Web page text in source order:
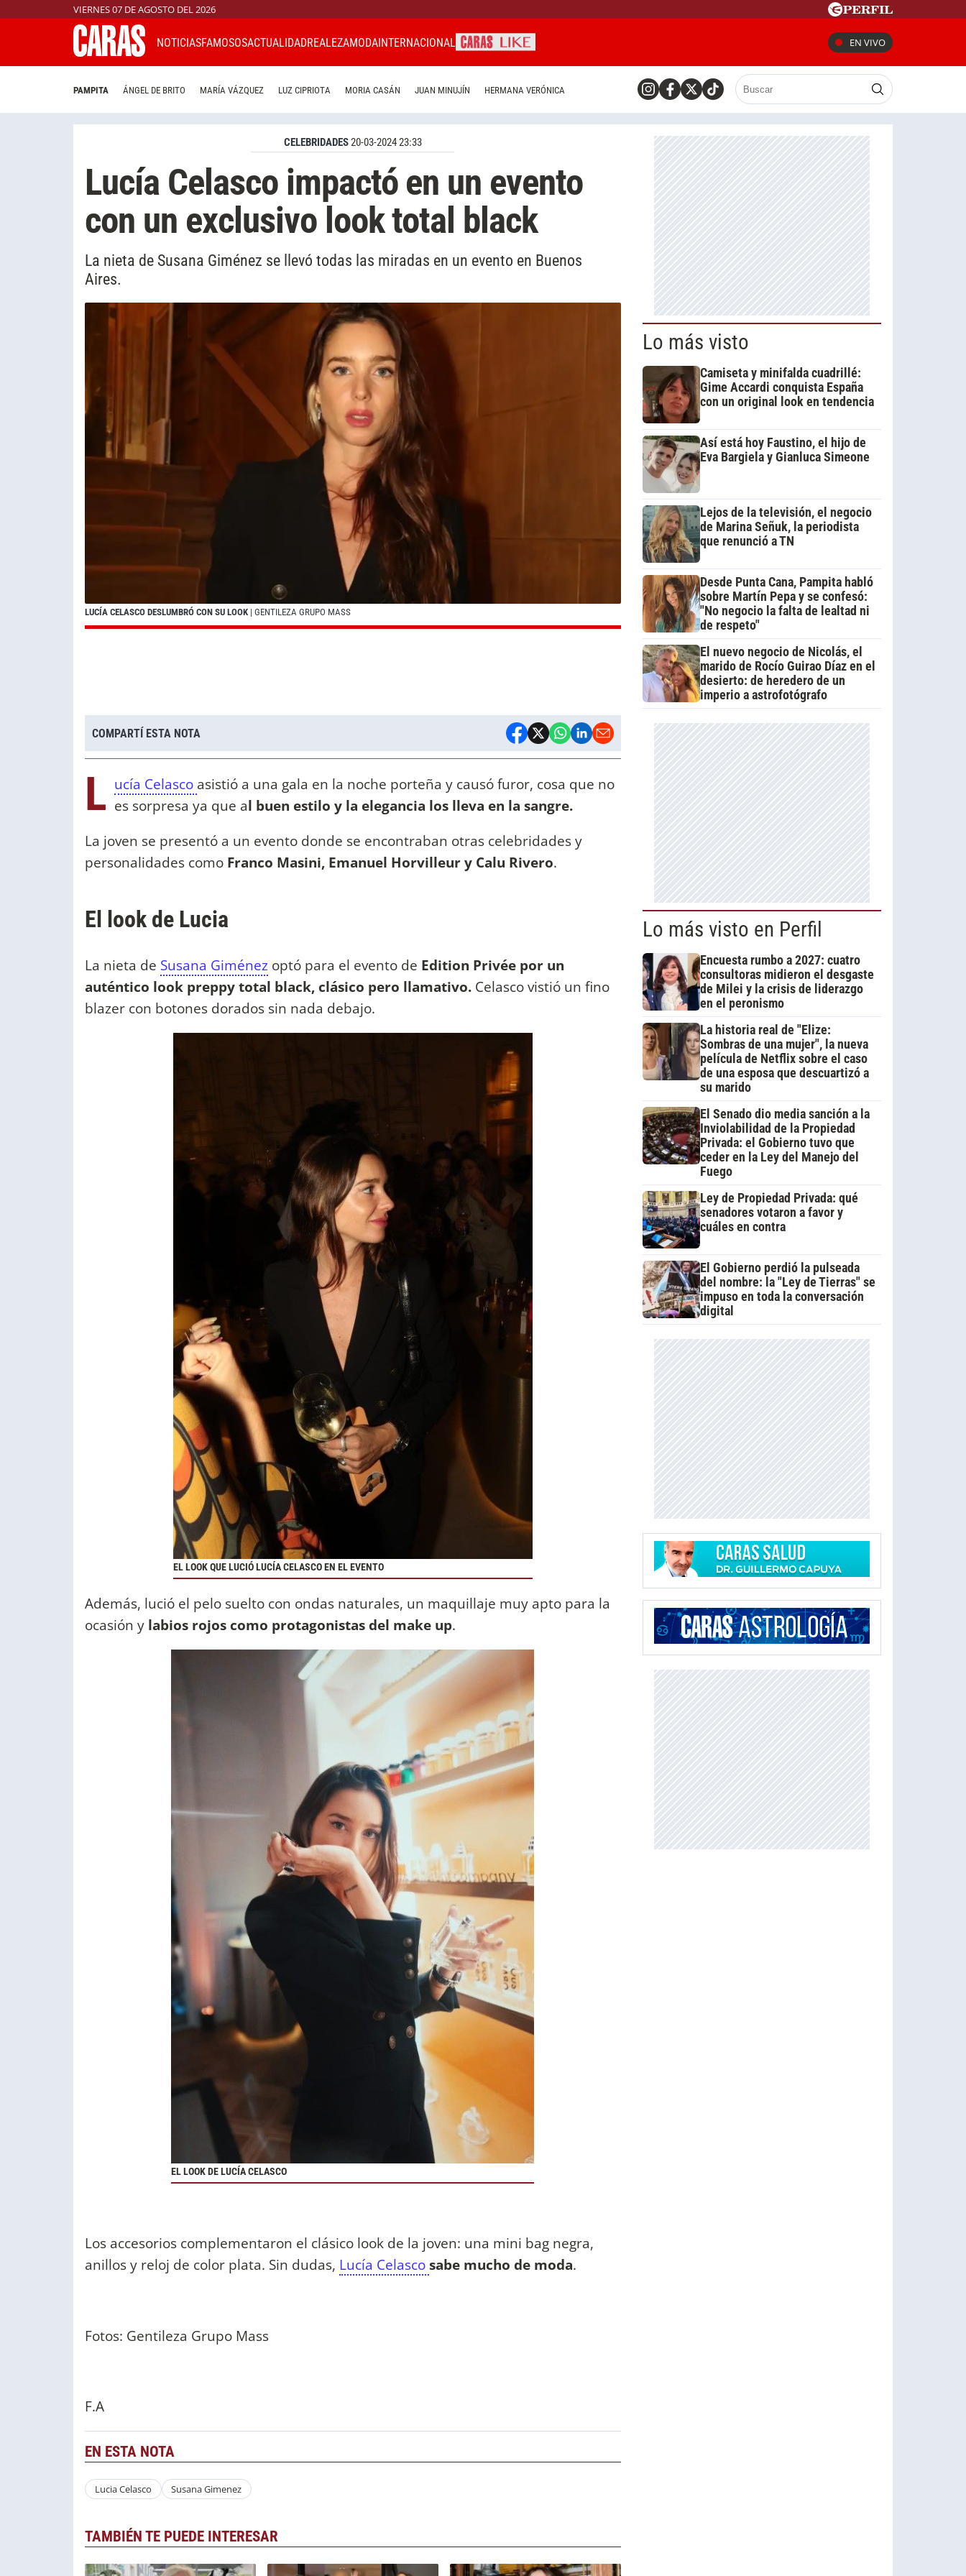
VIERNES 07 DE AGOSTO DEL 2026
NOTICIASFAMOSOSACTUALIDADREALEZAMODAINTERNACIONAL EN VIVO
PAMPITA ÁNGEL DE BRITO MARÍA VÁZQUEZ LUZ CIPRIOTA MORIA CASÁN JUAN MINUJÍN HERMANA VERÓNICA
CELEBRIDADES20-03-2024 23:33
Lucía Celasco impactó en un evento
con un exclusivo look total black
La nieta de Susana Giménez se llevó todas las miradas en un evento en Buenos
Aires.
LUCÍA CELASCO DESLUMBRÓ CON SU LOOK | GENTILEZA GRUPO MASS
COMPARTÍ ESTA NOTA
L ucía Celasco asistió a una gala en la noche porteña y causó furor, cosa que no
es sorpresa ya que al buen estilo y la elegancia los lleva en la sangre.
La joven se presentó a un evento donde se encontraban otras celebridades y
personalidades como Franco Masini, Emanuel Horvilleur y Calu Rivero.
El look de Lucia
La nieta de Susana Giménez optó para el evento de Edition Privée por un
auténtico look preppy total black, clásico pero llamativo. Celasco vistió un fino
blazer con botones dorados sin nada debajo.
EL LOOK QUE LUCIÓ LUCÍA CELASCO EN EL EVENTO
Además, lució el pelo suelto con ondas naturales, un maquillaje muy apto para la
ocasión y labios rojos como protagonistas del make up.
EL LOOK DE LUCÍA CELASCO
Los accesorios complementaron el clásico look de la joven: una mini bag negra,
anillos y reloj de color plata. Sin dudas, Lucía Celascosabe mucho de moda.
Fotos: Gentileza Grupo Mass
F.A
EN ESTA NOTA
Lucia Celasco Susana Gimenez
TAMBIÉN TE PUEDE INTERESAR
Lo más visto
Camiseta y minifalda cuadrillé:
Gime Accardi conquista España
con un original look en tendencia
Así está hoy Faustino, el hijo de
Eva Bargiela y Gianluca Simeone
Lejos de la televisión, el negocio
de Marina Señuk, la periodista
que renunció a TN
Desde Punta Cana, Pampita habló
sobre Martín Pepa y se confesó:
"No negocio la falta de lealtad ni
de respeto"
El nuevo negocio de Nicolás, el
marido de Rocío Guirao Díaz en el
desierto: de heredero de un
imperio a astrofotógrafo
Lo más visto en Perfil
Encuesta rumbo a 2027: cuatro
consultoras midieron el desgaste
de Milei y la crisis de liderazgo
en el peronismo
La historia real de "Elize:
Sombras de una mujer", la nueva
película de Netflix sobre el caso
de una esposa que descuartizó a
su marido
El Senado dio media sanción a la
Inviolabilidad de la Propiedad
Privada: el Gobierno tuvo que
ceder en la Ley del Manejo del
Fuego
Ley de Propiedad Privada: qué
senadores votaron a favor y
cuáles en contra
El Gobierno perdió la pulseada
del nombre: la "Ley de Tierras" se
impuso en toda la conversación
digital